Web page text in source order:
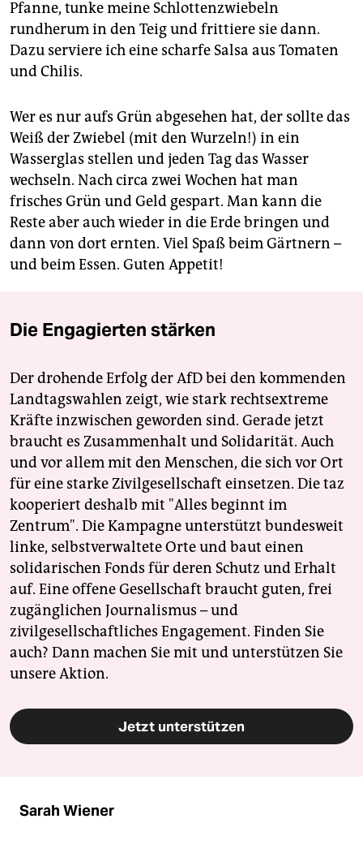
Pfanne, tunke meine Schlottenzwiebeln
rundherum in den Teig und frittiere sie dann.
Dazu serviere ich eine scharfe Salsa aus Tomaten
und Chilis.
Wer es nur aufs Grün abgesehen hat, der sollte das
Weiß der Zwiebel (mit den Wurzeln!) in ein
Wasserglas stellen und jeden Tag das Wasser
wechseln. Nach circa zwei Wochen hat man
frisches Grün und Geld gespart. Man kann die
Reste aber auch wieder in die Erde bringen und
dann von dort ernten. Viel Spaß beim Gärtnern –
und beim Essen. Guten Appetit!
Die Engagierten stärken
Der drohende Erfolg der AfD bei den kommenden
Landtagswahlen zeigt, wie stark rechtsextreme
Kräfte inzwischen geworden sind. Gerade jetzt
braucht es Zusammenhalt und Solidarität. Auch
und vor allem mit den Menschen, die sich vor Ort
für eine starke Zivilgesellschaft einsetzen. Die taz
kooperiert deshalb mit "Alles beginnt im
Zentrum". Die Kampagne unterstützt bundesweit
linke, selbstverwaltete Orte und baut einen
solidarischen Fonds für deren Schutz und Erhalt
auf. Eine offene Gesellschaft braucht guten, frei
zugänglichen Journalismus – und
zivilgesellschaftliches Engagement. Finden Sie
auch? Dann machen Sie mit und unterstützen Sie
unsere Aktion.
Jetzt unterstützen
Sarah Wiener